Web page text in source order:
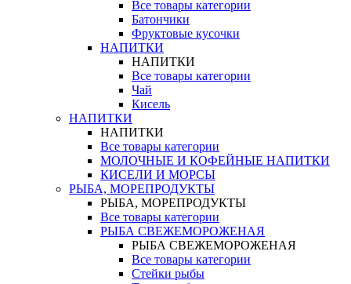
Все товары категории
Батончики
Фруктовые кусочки
НАПИТКИ
НАПИТКИ
Все товары категории
Чай
Кисель
НАПИТКИ
НАПИТКИ
Все товары категории
МОЛОЧНЫЕ И КОФЕЙНЫЕ НАПИТКИ
КИСЕЛИ И МОРСЫ
РЫБА, МОРЕПРОДУКТЫ
РЫБА, МОРЕПРОДУКТЫ
Все товары категории
РЫБА СВЕЖЕМОРОЖЕНАЯ
РЫБА СВЕЖЕМОРОЖЕНАЯ
Все товары категории
Стейки рыбы